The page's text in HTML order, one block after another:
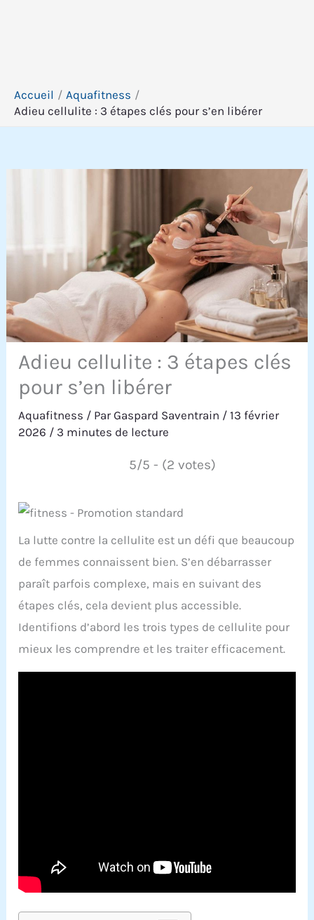
Accueil
Aquafitness
Adieu cellulite : 3 étapes clés pour s’en libérer
Adieu cellulite : 3 étapes clés
pour s’en libérer
Aquafitness / ParGaspard Saventrain /13 février
2026 / 3 minutes de lecture
5/5 - (2 votes)
La lutte contre la cellulite est un défi que beaucoup
de femmes connaissent bien. S’en débarrasser
paraît parfois complexe, mais en suivant des
étapes clés, cela devient plus accessible.
Identifions d’abord les trois types de cellulite pour
mieux les comprendre et les traiter efficacement.